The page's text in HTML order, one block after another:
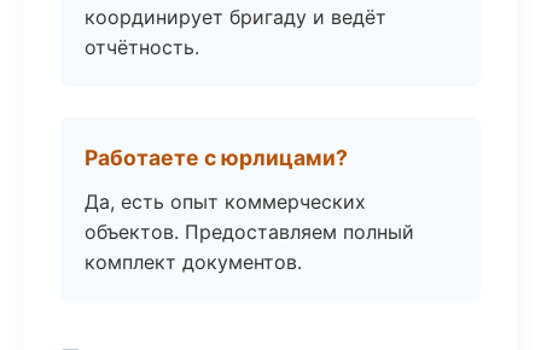
координирует бригаду и ведёт
отчётность.
Работаете с юрлицами?
Да, есть опыт коммерческих
объектов. Предоставляем полный
комплект документов.